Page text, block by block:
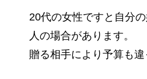
20代の女性ですと自分
人の場合があります。
贈る相手により予算も違